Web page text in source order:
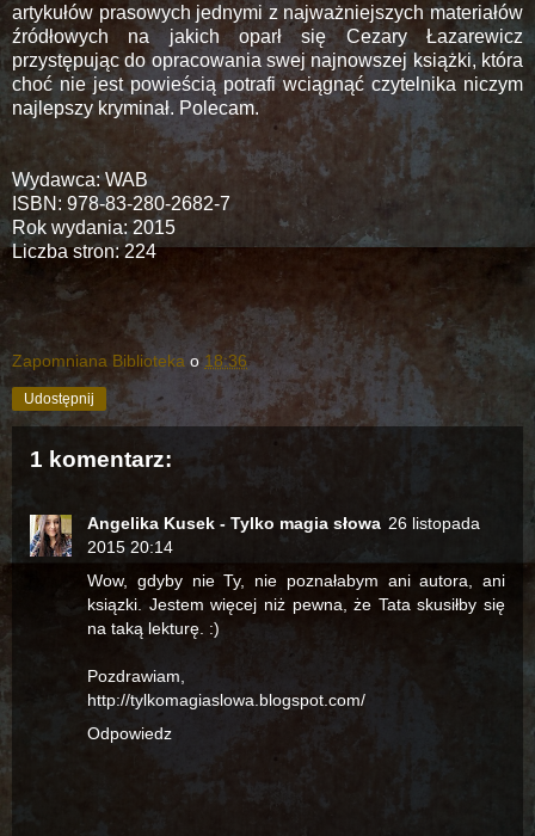
artykułów prasowych jednymi z najważniejszych materiałów
źródłowych na jakich oparł się Cezary Łazarewicz
przystępując do opracowania swej najnowszej książki, która
choć nie jest powieścią potrafi wciągnąć czytelnika niczym
najlepszy kryminał. Polecam.
Wydawca: WAB
ISBN: 978-83-280-2682-7
Rok wydania: 2015
Liczba stron: 224
Zapomniana Biblioteka o18:36
Udostępnij
1 komentarz:
Angelika Kusek - Tylko magia słowa 26 listopada
2015 20:14
Wow, gdyby nie Ty, nie poznałabym ani autora, ani
ksiązki. Jestem więcej niż pewna, że Tata skusiłby się
na taką lekturę. :)
Pozdrawiam,
http://tylkomagiaslowa.blogspot.com/
Odpowiedz